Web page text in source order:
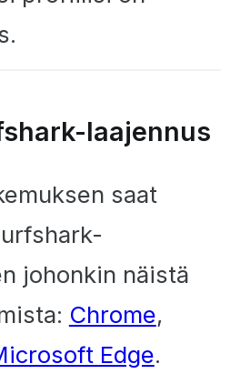
laajennus
saat
johonkin näistä
Chrome,
Edge.